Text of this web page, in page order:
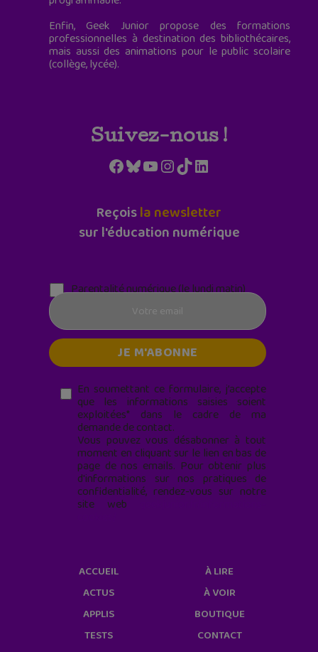
Enfin, Geek Junior propose des formations
professionnelles à destination des bibliothécaires,
mais aussi des animations pour le public scolaire
(collège, lycée).
Suivez-nous !
Facebook
Bluesky
YouTube
Instagram
TikTokLinkedIn
Reçoisla newsletter
sur l'éducation numérique
Parentalité numérique (le lundi matin)
En soumettant ce formulaire, j’accepte
que les informations saisies soient
exploitées* dans le cadre de ma
demande de contact.
Vous pouvez vous désabonner à tout
moment en cliquant sur le lien en bas de
page de nos emails. Pour obtenir plus
d'informations sur nos pratiques de
confidentialité, rendez-vous sur notre
site web
ACCUEIL
ACTUS
APPLIS
TESTS
À LIRE
À VOIR
BOUTIQUE
CONTACT